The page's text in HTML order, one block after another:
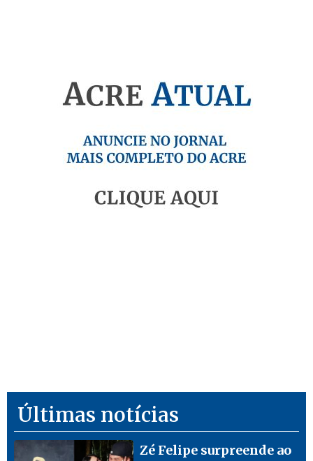
Últimas notícias
Zé Felipe surpreende ao